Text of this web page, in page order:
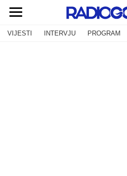
VIJESTI INTERVJU PROGRAM